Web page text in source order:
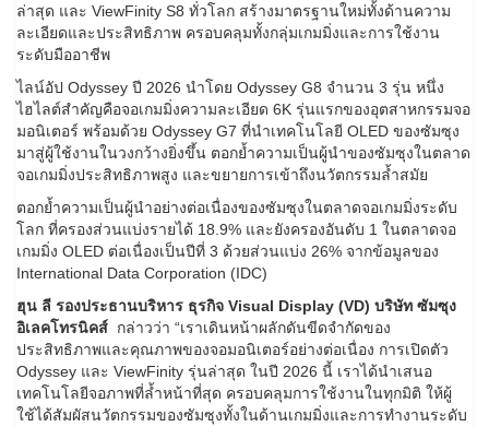
ล่าสุด และ ViewFinity S8 ทั่วโลก สร้างมาตรฐานใหม่ทั้งด้านความ
ละเอียดและประสิทธิภาพ ครอบคลุมทั้งกลุ่มเกมมิ่งและการใช้งาน
ระดับมืออาชีพ
ไลน์อัป Odyssey ปี 2026 นำโดย Odyssey G8 จำนวน 3 รุ่น หนึ่ง
ไฮไลต์สำคัญคือจอเกมมิ่งความละเอียด 6K รุ่นแรกของอุตสาหกรรมจอ
มอนิเตอร์ พร้อมด้วย Odyssey G7 ที่นำเทคโนโลยี OLED ของซัมซุง
มาสู่ผู้ใช้งานในวงกว้างยิ่งขึ้น ตอกย้ำความเป็นผู้นำของซัมซุงในตลาด
จอเกมมิ่งประสิทธิภาพสูง และขยายการเข้าถึงนวัตกรรมล้ำสมัย
ตอกย้ำความเป็นผู้นำอย่างต่อเนื่องของซัมซุงในตลาดจอเกมมิ่งระดับ
โลก ที่ครองส่วนแบ่งรายได้ 18.9% และยังครองอันดับ 1 ในตลาดจอ
เกมมิ่ง OLED ต่อเนื่องเป็นปีที่ 3 ด้วยส่วนแบ่ง 26% จากข้อมูลของ
International Data Corporation (IDC)
ฮุน ลี รองประธานบริหาร ธุรกิจ Visual Display (VD) บริษัท ซัมซุง
อิเลคโทรนิคส์ กล่าวว่า “เราเดินหน้าผลักดันขีดจำกัดของ
ประสิทธิภาพและคุณภาพของจอมอนิเตอร์อย่างต่อเนื่อง การเปิดตัว
Odyssey และ ViewFinity รุ่นล่าสุด ในปี 2026 นี้ เราได้นำเสนอ
เทคโนโลยีจอภาพที่ล้ำหน้าที่สุด ครอบคลุมการใช้งานในทุกมิติ ให้ผู้
ใช้ได้สัมผัสนวัตกรรมของซัมซุงทั้งในด้านเกมมิ่งและการทำงานระดับ